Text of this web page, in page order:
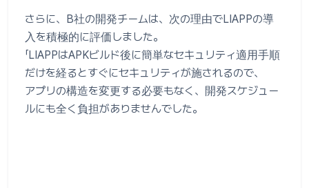
さらに、B社の開発チームは、次の理由でLIAPPの導
入を積極的に評価しました。
「LIAPPはAPKビルド後に簡単なセキュリティ適用手順
だけを経るとすぐにセキュリティが施されるので、
アプリの構造を変更する必要もなく、開発スケジュー
ルにも全く負担がありませんでした。